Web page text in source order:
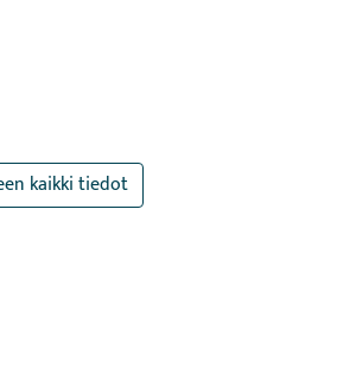
kaikki tiedot